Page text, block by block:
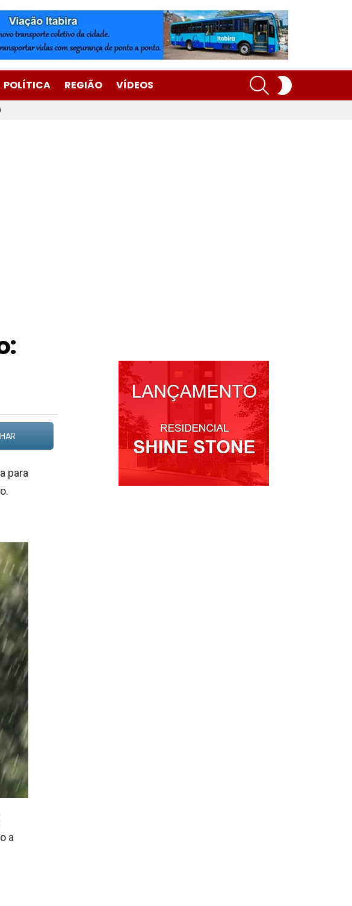
POLÍTICA REGIÃO VÍDEOS
SEARCH
para
a